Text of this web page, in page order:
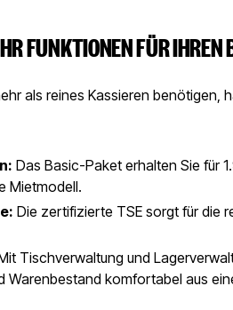
FUNKTIONEN FÜR IHREN
als reines Kassieren benötigen,
Das Basic-Paket erhalten Sie für
Mietmodell.
Die zertifizierte TSE sorgt für die
Tischverwaltung und
Warenbestand komfortabel aus